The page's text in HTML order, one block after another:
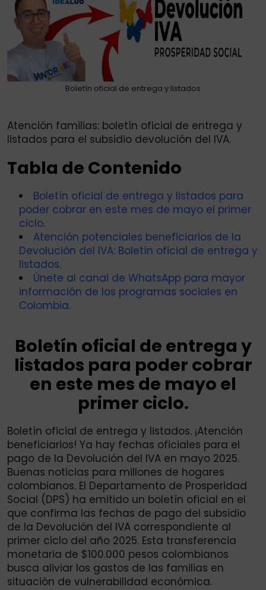
Boletín oficial de entrega y listados
Atención familias: boletín oficial de entrega y
listados para el subsidio devolución del IVA.
Tabla de Contenido
Boletín oficial de entrega y listados para
poder cobrar en este mes de mayo el primer
ciclo.
Atención potenciales beneficiarios de la
Devolución del IVA: Boletín oficial de entrega y
listados.
Únete al canal de WhatsApp para mayor
información de los programas sociales en
Colombia.
Boletín oficial de entrega y
listados para poder cobrar
en este mes de mayo el
primer ciclo.
Boletín oficial de entrega y listados. ¡Atención
beneficiarios! Ya hay fechas oficiales para el
pago de la Devolución del IVA en mayo 2025.
Buenas noticias para millones de hogares
colombianos. El Departamento de Prosperidad
Social (DPS) ha emitido un boletín oficial en el
que confirma las fechas de pago del subsidio
de la Devolución del IVA correspondiente al
primer ciclo del año 2025. Esta transferencia
monetaria de $100.000 pesos colombianos
busca aliviar los gastos de las familias en
situación de vulnerabilidad económica.